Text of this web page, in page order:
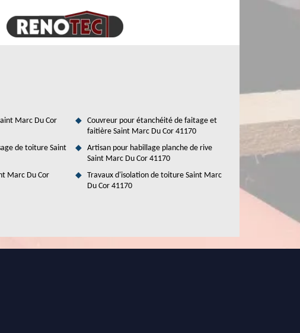
Marc Du Cor
de toiture Saint
Marc Du Cor
Couvreur pour étanchéité de faitage et
faitière Saint Marc Du Cor 41170
Artisan pour habillage planche de rive
Saint Marc Du Cor 41170
Travaux d'isolation de toiture Saint Marc
Du Cor 41170